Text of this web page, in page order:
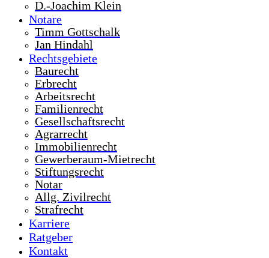
D.-Joachim Klein
Notare
Timm Gottschalk
Jan Hindahl
Rechtsgebiete
Baurecht
Erbrecht
Arbeitsrecht
Familienrecht
Gesellschaftsrecht
Agrarrecht
Immobilienrecht
Gewerberaum-Mietrecht
Stiftungsrecht
Notar
Allg. Zivilrecht
Strafrecht
Karriere
Ratgeber
Kontakt